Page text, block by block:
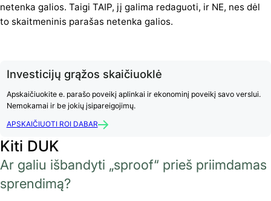
netenka galios. Taigi TAIP, jį galima redaguoti, ir NE, nes dėl
to skaitmeninis parašas netenka galios.
Investicijų grąžos skaičiuoklė
Apskaičiuokite e. parašo poveikį aplinkai ir ekonominį poveikį savo verslui.
Nemokamai ir be jokių įsipareigojimų.
APSKAIČIUOTI ROI DABAR
Kiti DUK
Ar galiu išbandyti „sproof“ prieš priimdamas
sprendimą?